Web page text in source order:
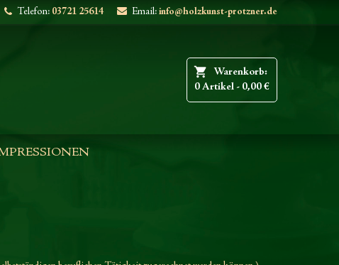
Telefon: 03721 25614 Email: info@holzkunst-protzner.de
shopping_cart
Warenkorb:
0 Artikel - 0,00 €